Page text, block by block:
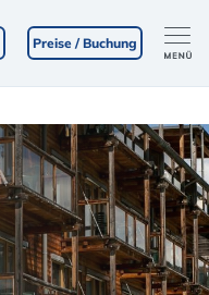
Preise / Buchung